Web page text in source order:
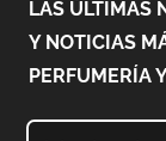
LAS ÚLTIMAS
Y NOTICIAS
PERFUMERÍA